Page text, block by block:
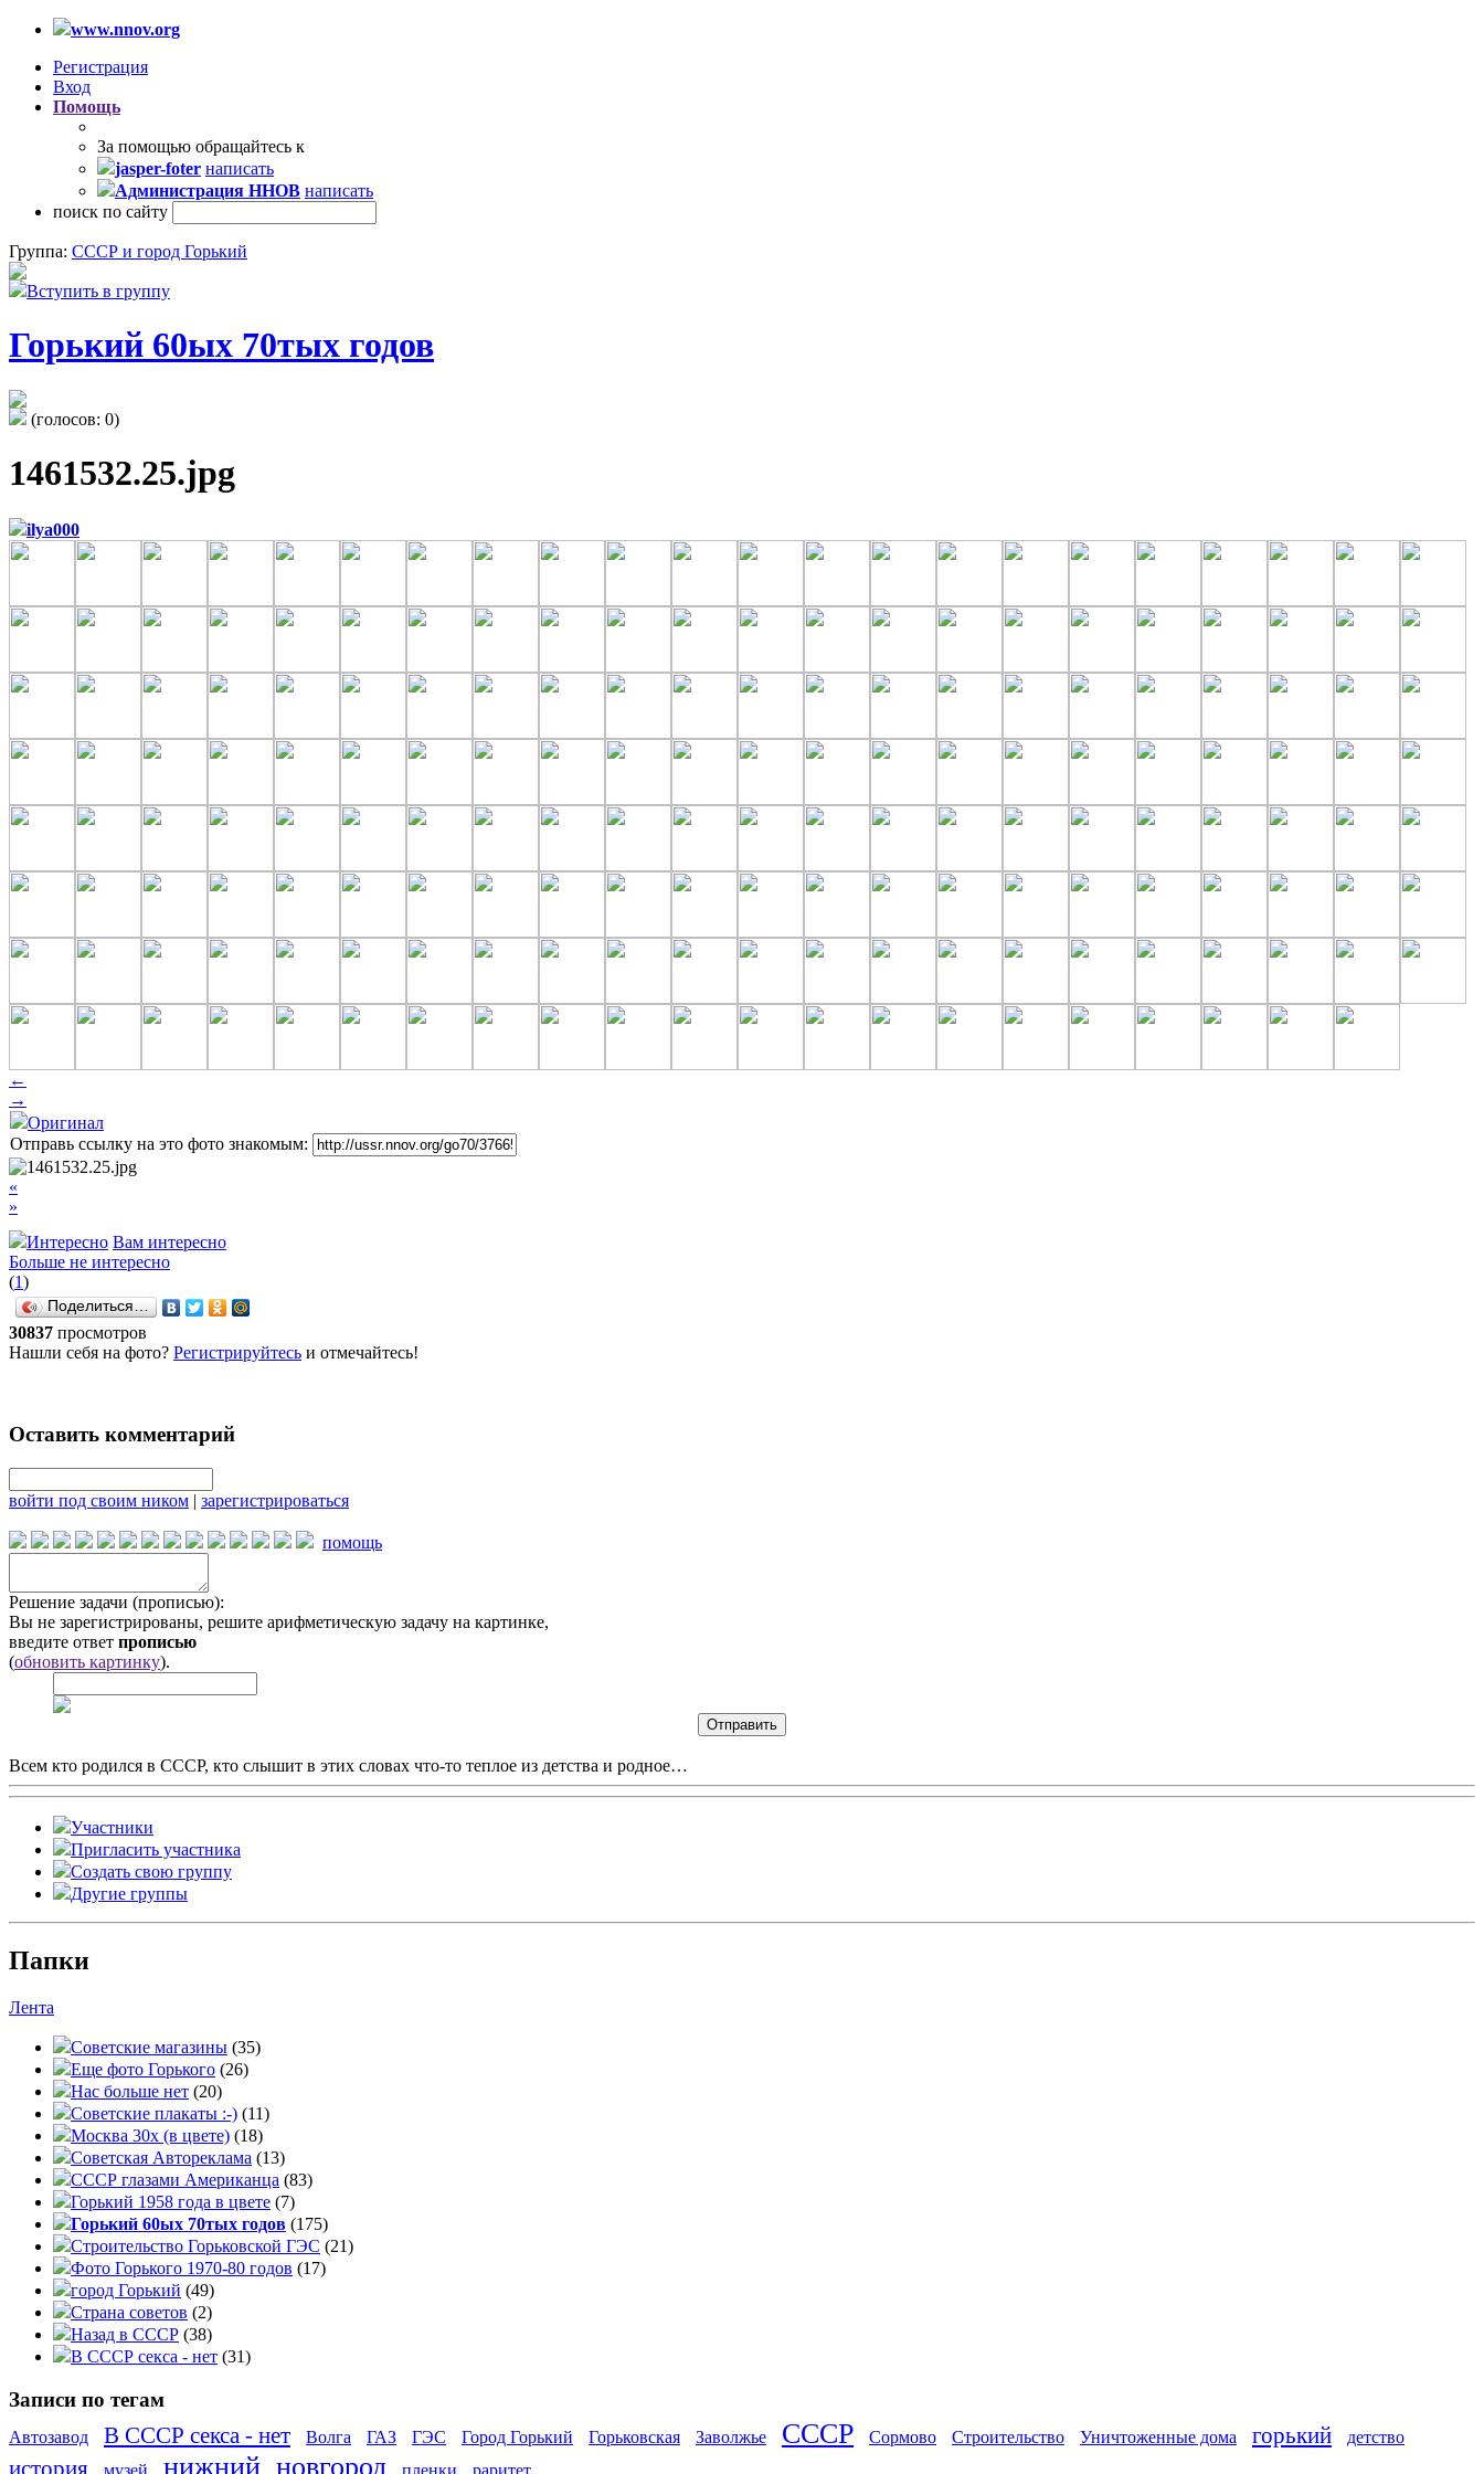
www.nnov.org
Регистрация
Вход
Помощь
За помощью обращайтесь к
jasper-foter написать
Администрация ННОВ написать
поиск по сайту
Группа: СССР и город Горький
Вступить в группу
Горький 60ых 70тых годов
(голосов: 0)
1461532.25.jpg
ilya000
←
→
Оригинал
Отправь ссылку на это фото знакомым:
«
»
Интересно Вам интересно
Больше не интересно
(1)
Поделиться…
30837 просмотров
Нашли себя на фото? Регистрируйтесь и отмечайтесь!
Оставить комментарий
войти под своим ником | зарегистрироваться
помощь
Решение задачи (прописью):
Вы не зарегистрированы, решите арифметическую задачу на картинке,
введите ответ прописью
(обновить картинку).
Всем кто родился в СССР, кто слышит в этих словах что-то теплое из детства и родное…
Участники
Пригласить участника
Создать свою группу
Другие группы
Папки
Лента
Советские магазины (35)
Еще фото Горького (26)
Нас больше нет (20)
Советские плакаты :-) (11)
Москва 30x (в цвете) (18)
Советская Автореклама (13)
СССР глазами Американца (83)
Горький 1958 года в цвете (7)
Горький 60ых 70тых годов (175)
Строительство Горьковской ГЭС (21)
Фото Горького 1970-80 годов (17)
город Горький (49)
Страна советов (2)
Назад в СССР (38)
В СССР секса - нет (31)
Записи по тегам
Автозавод В СССР секса - нет Волга ГАЗ ГЭС Город Горький Горьковская Заволжье СССР Сормово Строительство Уничтоженные дома горький детство
история нижний новгород